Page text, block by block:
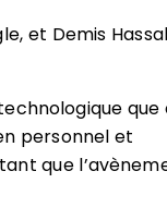
et Demis
personnel et
que